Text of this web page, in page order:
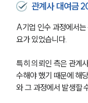
관계사 대여금
A기업 인수 과정에서
요가 있었습니다.
특히 의뢰인 측은 관계
수해야 했기 때문에 해
와 그 과정에서 발생할